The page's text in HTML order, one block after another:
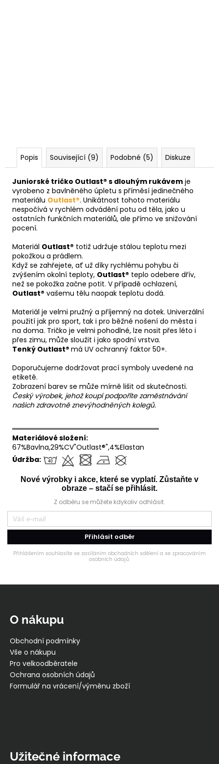
Popis Související (9) Podobné (5) Diskuze
Juniorské tričko Outlast® s dlouhým rukávem je
vyrobeno z bavlněného úpletu s příměsí jedinečného
materiálu Outlast®. Unikátnost tohoto materiálu
nespočívá v rychlém odvádění potu od těla, jako u
ostatních funkčních materiálů, ale přímo ve snižování
pocení.
Materiál Outlast® totiž udržuje stálou teplotu mezi
pokožkou a prádlem.
Když se zahřejete, ať už díky rychlému pohybu či
zvýšením okolní teploty, Outlast® teplo odebere dřív,
než se pokožka začne potit. V případě ochlazení,
Outlast® vašemu tělu naopak teplotu dodá.
Materiál je velmi pružný a příjemný na dotek. Univerzální
použití jak pro sport, tak i pro běžné nošení do města i
na doma. Tričko je velmi pohodlné, lze nosit přes léto i
přes zimu, může sloužit i jako spodní vrstva.
Tenký Outlast® má UV ochranný faktor 50+.
Doporučujeme dodržovat prací symboly uvedené na
etiketě.
Zobrazení barev se může mírně lišit od skutečnosti.
Český výrobek, jehož koupí podpoříte zaměstnávání
našich zdravotně znevýhodněných kolegů.
══════════════════════════════
Materiálové složení:
67%Bavlna,29%CV"Outlast®",4%Elastan
Údržba:
Nové výrobky i akce, které se vyplatí. Zůstaňte v
obraze – stačí se přihlásit.
Z odběru se můžete kdykoliv odhlásit.
Přihlásit odběr
Přihlášením souhlasíte se zasíláním obchodních sdělení a se zpracováním
osobních údajů.
O nákupu
Obchodní podmínky
Vše o nákupu
Pro velkoodběratele
Ochrana osobních údajů
Formulář na vrácení/výměnu zboží
Užitečné informace